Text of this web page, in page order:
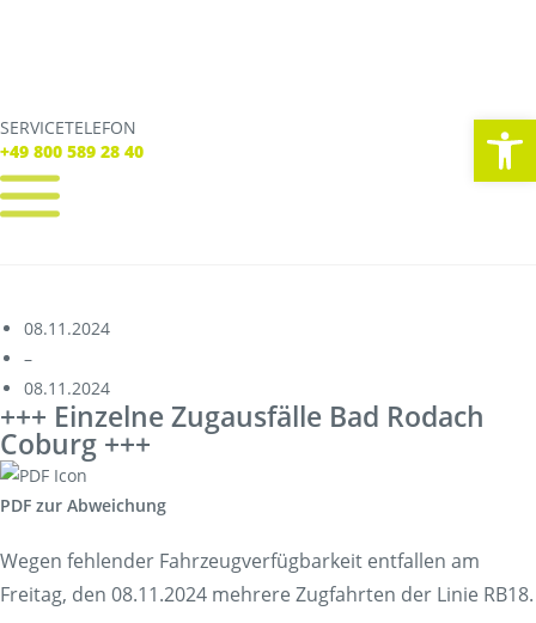
SERVICETELEFON
+49 800 589 28 40
SERVICE TELEFON
+49 800 589 28 40
Verbindungen
Tickets
Freizeit
Service
Unternehmen
08.11.2024
–
08.11.2024
+++ Einzelne Zugausfälle Bad Rodach
Coburg +++
PDF zur Abweichung
Wegen fehlender Fahrzeugverfügbarkeit entfallen am
Freitag, den 08.11.2024 mehrere Zugfahrten der Linie RB18.